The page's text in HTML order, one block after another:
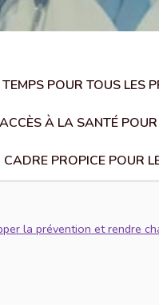
POUR TOUS LES
À LA SANTÉ
PROPICE POUR
la prévention et rendre